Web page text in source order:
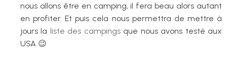
nous allons être en camping, il fera beau alors autant
en profiter. Et puis cela nous permettra de mettre à
jours la liste des campingsque nous avons testé aux
USA 😉